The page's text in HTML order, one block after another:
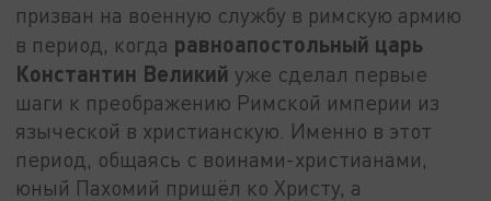
призван на военную службу в римскую армию
в период, когда равноапостольный царь
Константин Великийуже сделал первые
шаги к преображению Римской империи из
языческой в христианскую. Именно в этот
период, общаясь с воинами-христианами,
юный Пахомий пришёл ко Христу, а